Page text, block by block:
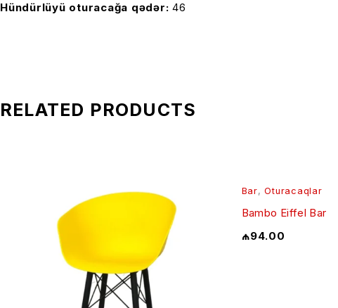
Hündürlüyü oturacağa qədər 46
RELATED PRODUCTS
Bar,Oturacaqlar
Bambo Eiffel Bar
₼94.00